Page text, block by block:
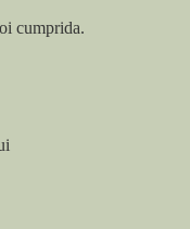
cumprida.